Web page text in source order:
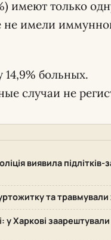
имеют только
не имели
больных.
случаи не
виявила підлітків-
та травмували
Харкові заарештували